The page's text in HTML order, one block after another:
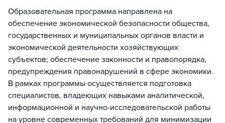
Образовательная программа направлена на
обеспечение экономической безопасности общества,
государственных и муниципальных органов власти и
экономической деятельности хозяйствующих
субъектов; обеспечение законности и правопорядка,
предупреждения правонарушений в сфере экономики.
В рамках программы осуществляется подготовка
специалистов, владеющих навыками аналитической,
информационной и научно-исследовательской работы
на уровне современных требований для минимизации